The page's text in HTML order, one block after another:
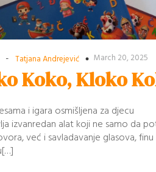
- Tatjana Andrejević March 20, 2025
Koko, Kloko
i igara osmišljena za djecu
izvanredan alat koji ne samo da
već i savladavanje glasova, finu